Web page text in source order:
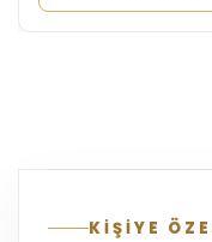
KİŞİYE